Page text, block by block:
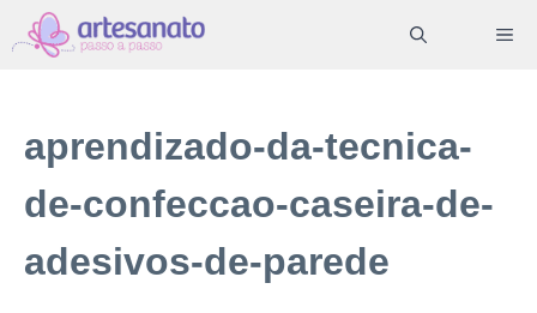
Pular
para
conteúdo
aprendizado-da-tecnica-
de-confeccao-caseira-de-
adesivos-de-parede